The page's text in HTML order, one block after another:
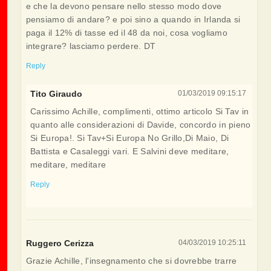
e che la devono pensare nello stesso modo dove
pensiamo di andare? e poi sino a quando in Irlanda si
paga il 12% di tasse ed il 48 da noi, cosa vogliamo
integrare? lasciamo perdere. DT
Reply
01/03/2019 09:15:17
Tito Giraudo
Carissimo Achille, complimenti, ottimo articolo Si Tav in
quanto alle considerazioni di Davide, concordo in pieno
Si Europa!. Si Tav+Si Europa No Grillo,Di Maio, Di
Battista e Casaleggi vari. E Salvini deve meditare,
meditare, meditare
Reply
04/03/2019 10:25:11
Ruggero Cerizza
Grazie Achille, l'insegnamento che si dovrebbe trarre